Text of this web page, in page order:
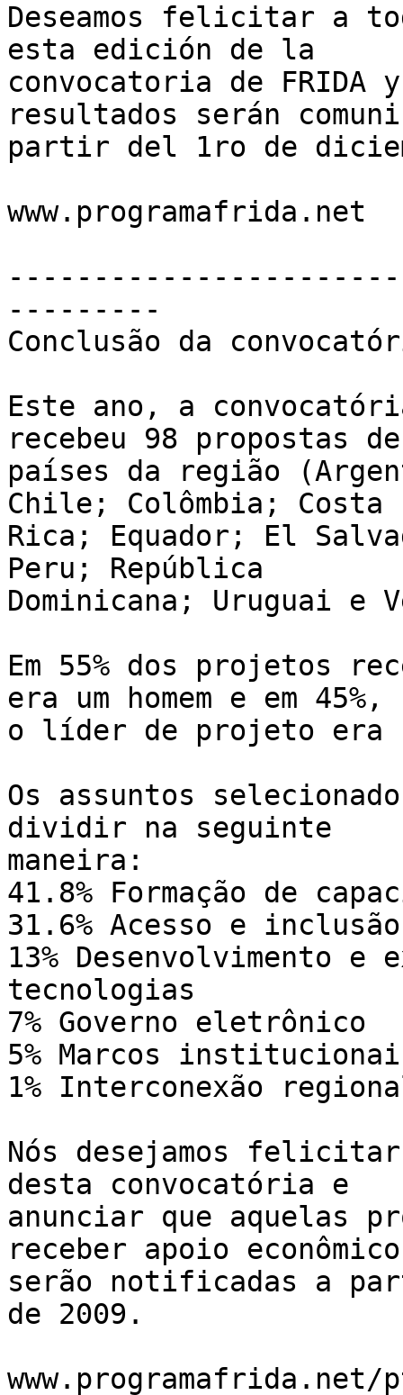
Deseamos felicitar a
esta edición de la
convocatoria de FRIDA
resultados serán
partir del 1ro de
www.programafrida.net
---------
Conclusão da
Este ano, a
recebeu 98 propostas
países da região
Chile; Colômbia; Costa
Rica; Equador; El
Peru; República
Dominicana; Uruguai e
Em 55% dos projetos
era um homem e em 45%,
o líder de projeto era
Os assuntos
dividir na seguinte
maneira:
41.8% Formação de
31.6% Acesso e
13% Desenvolvimento e
tecnologias
7% Governo eletrônico
5% Marcos
1% Interconexão
Nós desejamos
desta convocatória e
anunciar que aquelas
receber apoio
serão notificadas a
de 2009.
www.programafrida.net/